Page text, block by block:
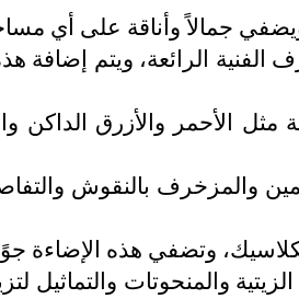
ويضفي جمالاً وأناقة على أي
الفنية الرائعة، ويتم إضافة
مثل الأحمر والأزرق
والمزخرف بالنقوش
وتضفي هذه الإضاءة
والمنحوتات والتماثيل